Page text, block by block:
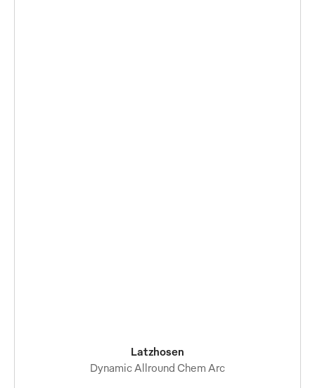
Latzhosen
Dynamic Allround Chem Arc